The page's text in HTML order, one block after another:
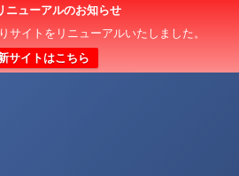
ニューアルのお知らせ
サイトをリニューアルいたしました。
サイトはこちら